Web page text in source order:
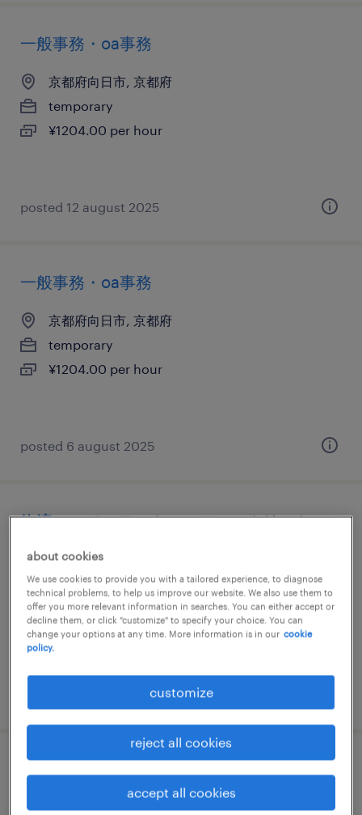
一般事務・oa事務
京都府向日市, 京都府
temporary
¥1204.00 per hour
posted 12 august 2025
一般事務・oa事務
京都府向日市, 京都府
temporary
¥1204.00 per hour
posted 6 august 2025
物流・ロジスティクスのフォークリフト、
京都府向日市, 京都府
temporary
¥1371.00 per hour
posted 23 december 2025
メーカー系の一般事務・oa事務
京都府向日市, 京都府
about cookies
We use cookies to provide you with a tailored experience, to diagnose
technical problems, to help us improve our website. We also use them to
offer you more relevant information in searches. You can either accept or
decline them, or click "customize" to specify your choice. You can
change your options at any time. More information is in our cookie
policy.
customize
reject all cookies
accept all cookies